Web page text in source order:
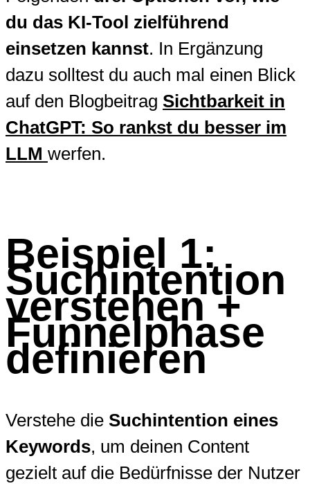
du das KI-Tool zielführend
einsetzen kannst. In Ergänzung
dazu solltest du auch mal einen Blick
auf den Blogbeitrag Sichtbarkeit in
ChatGPT: So rankst du besser im
LLM werfen.
Beispiel 1:
Suchintention
verstehen +
Funnelphase
definieren
Verstehe die Suchintention eines
Keywords, um deinen Content
gezielt auf die Bedürfnisse der Nutzer